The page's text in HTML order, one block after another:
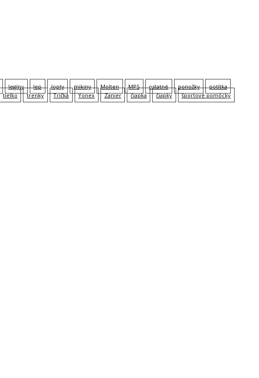
legíny lep lopty mikiny Molten MPS ostatné ponožky
potítka
tielko trenky Tričká Yonex Zanier čiapka čiapky
športové pomôcky